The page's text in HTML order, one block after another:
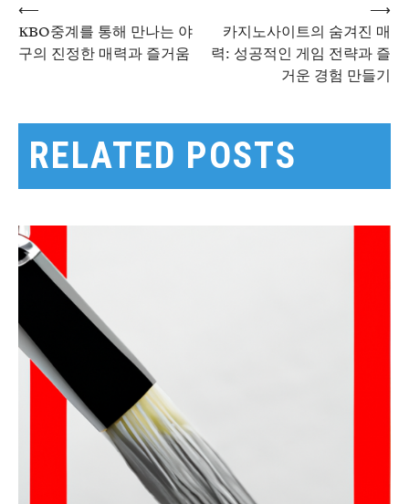
글
색
⟵
KBO중계를 통해 만나는 야
구의 진정한 매력과 즐거움
카지노사이트의 숨겨진 매
력: 성공적인 게임 전략과 즐
거운 경험 만들기
⟶
RELATED POSTS